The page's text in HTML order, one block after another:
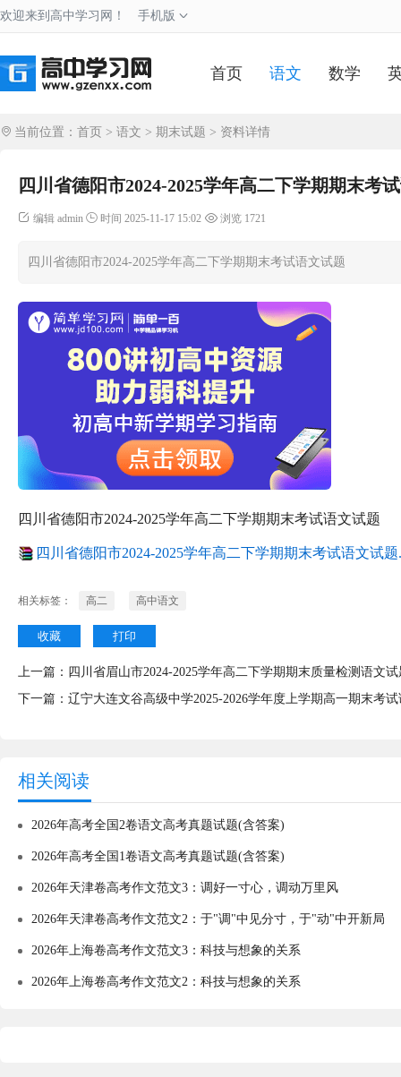
欢迎来到高中学习网！ 手机版
首页 语文 数学
当前位置： 首页 > 语文 > 期末试题 > 资料详情
四川省德阳市2024-2025学年高二下学期期末考
编辑 admin 时间 2025-11-17 15:02 浏览 1721
四川省德阳市2024-2025学年高二下学期期末考试语文试题
四川省德阳市2024-2025学年高二下学期期末考试语文试题
四川省德阳市2024-2025学年高二下学期期末考试语文试题
相关标签： 高二 高中语文
收藏 打印
上一篇： 四川省眉山市2024-2025学年高二下学期期末质量检测语文试
下一篇： 辽宁大连文谷高级中学2025-2026学年度上学期高一期末考
相关阅读
2026年高考全国2卷语文高考真题试题(含答案)
2026年高考全国1卷语文高考真题试题(含答案)
2026年天津卷高考作文范文3：调好一寸心，调动万里风
2026年天津卷高考作文范文2：于"调"中见分寸，于"动"中开新局
2026年上海卷高考作文范文3：科技与想象的关系
2026年上海卷高考作文范文2：科技与想象的关系